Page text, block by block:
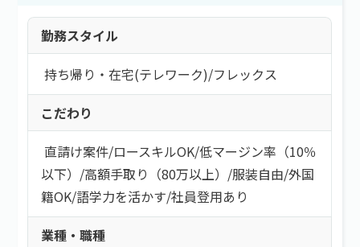
勤務スタイル
持ち帰り・在宅(テレワーク)/フレックス
こだわり
直請け案件/ロースキルOK/低マージン率（10％
以下） /高額手取り（80万以上） /服装自由/外国
籍OK/語学力を活かす/社員登用あり
業種・職種